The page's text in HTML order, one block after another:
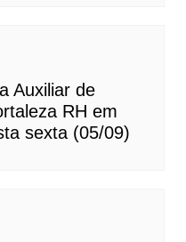
Auxiliar de
RH em
sexta (05/09)